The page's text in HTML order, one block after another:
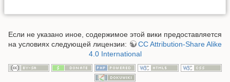
Если не указано иное, содержимое этой вики предоставляется
на условиях следующей лицензии:
CC Attribution-Share Alike
4.0 International